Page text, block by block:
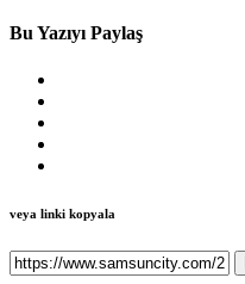
Bu Yazıyı Paylaş
veya linki kopyala